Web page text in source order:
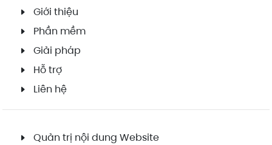
Giới thiệu
Phần mềm
Giải pháp
Hỗ trợ
Liên hệ
Quản trị nội dung Website